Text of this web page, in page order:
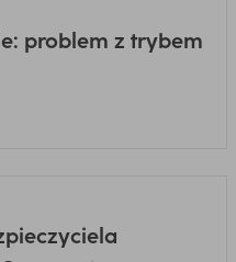
problem z trybem